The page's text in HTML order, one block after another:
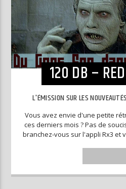
120 DB –
L'ÉMISSION SUR LES
Vous avez envie d'une petite
ces derniers mois ? Pas de
branchez-vous sur l'appli Rx3 et